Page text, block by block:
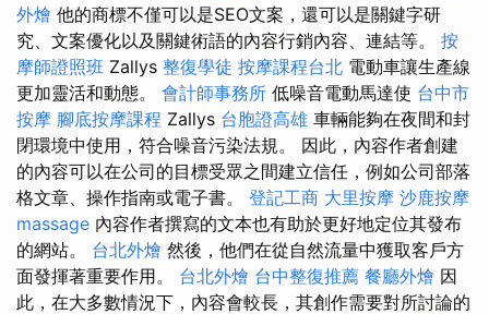
外燴 他的商標不僅可以是SEO文案，還可以是關鍵字研
究、文案優化以及關鍵術語的內容行銷內容、連結等。 按
摩師證照班 Zallys 整復學徒 按摩課程台北 電動車讓生產線
更加靈活和動態。 會計師事務所 低噪音電動馬達使 台中市
按摩 腳底按摩課程 Zallys 台胞證高雄 車輛能夠在夜間和封
閉環境中使用，符合噪音污染法規。 因此，內容作者創建
的內容可以在公司的目標受眾之間建立信任，例如公司部落
格文章、操作指南或電子書。 登記工商 大里按摩 沙鹿按摩
massage 內容作者撰寫的文本也有助於更好地定位其發布
的網站。 台北外燴 然後，他們在從自然流量中獲取客戶方
面發揮著重要作用。 台北外燴 台中整復推薦 餐廳外燴 因
此，在大多數情況下，內容會較長，其創作需要對所討論的